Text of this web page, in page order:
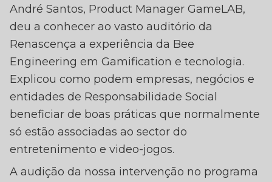
André Santos, Product Manager GameLAB,
deu a conhecer ao vasto auditório da
Renascença a experiência da Bee
Engineering em Gamification e tecnologia.
Explicou como podem empresas, negócios e
entidades de Responsabilidade Social
beneficiar de boas práticas que normalmente
só estão associadas ao sector do
entretenimento e video-jogos.
A audição da nossa intervenção no programa